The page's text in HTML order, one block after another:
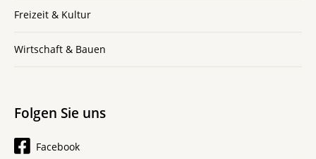
Freizeit & Kultur
Wirtschaft & Bauen
Folgen Sie uns
Facebook